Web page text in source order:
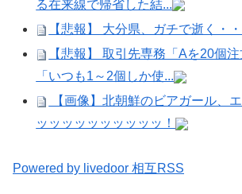
る在来線で帰省した結...
【悲報】 大分県、ガチで逝く・
【悲報】 取引先専務「Aを20個注
「いつも1～2個しか使...
【画像】北朝鮮のビアガール、
ッッッッッッッッッッ！
Powered by livedoor 相互RSS